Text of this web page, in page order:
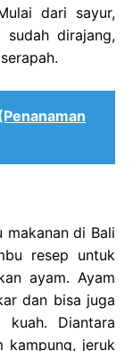
dari sayur,
dirajang,
di Bali
resep untuk
ayam. Ayam
dan bisa juga
kuah. Diantara
kampung, jeruk